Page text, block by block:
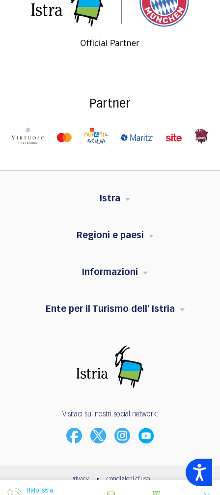
Accessibility
Partner
Istra
Regioni e paesi
Informazioni
Ente per il Turismo dell' Istria
Visitaci sui nostri social network:
Privacy • Condizioni d'uso
Halo Istra